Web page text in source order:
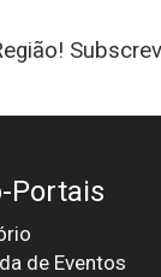
Portais
de Eventos